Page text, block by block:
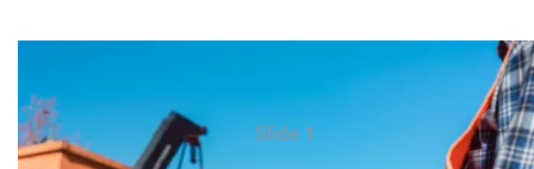
Slide 1